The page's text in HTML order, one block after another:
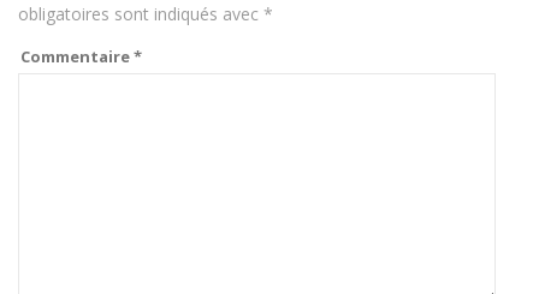
obligatoires sont indiqués avec *
Commentaire*